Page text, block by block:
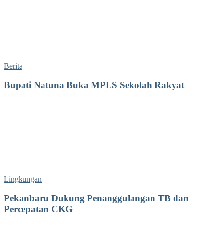
Berita
Bupati Natuna Buka MPLS Sekolah Rakyat
Lingkungan
Pekanbaru Dukung Penanggulangan TB dan
Percepatan CKG